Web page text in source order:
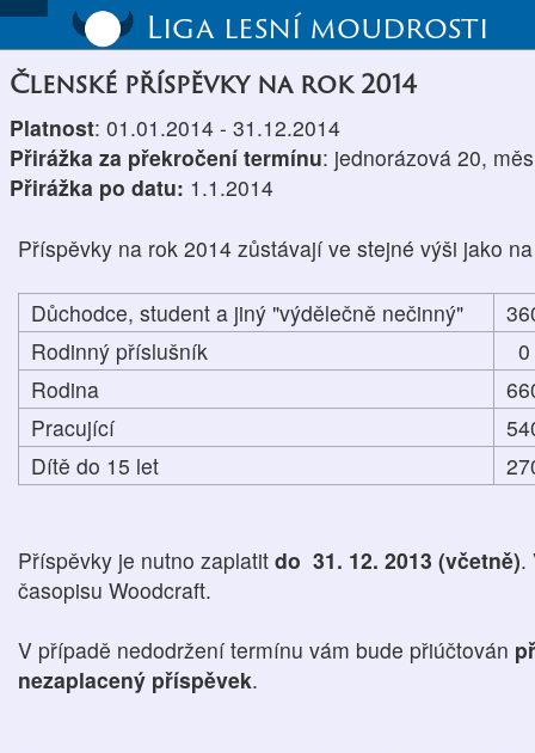
Liga lesní moudrosti
Členské příspěvky na rok 2014
Platnost: 01.01.2014 - 31.12.2014
Přirážka za překročení termínu: jednorázová 20,
Přirážka po datu: 1.1.2014
Příspěvky na rok 2014 zůstávají ve stejné výši jako
Důchodce, student a jiný "výdělečně nečinný"
Rodinný příslušník
0
Rodina
Pracující
Dítě do 15 let
Příspěvky je nutno zaplatit do 31. 12. 2013 (včetně).
časopisu Woodcraft.
V případě nedodržení termínu vám bude přiúčtován
nezaplacený příspěvek.